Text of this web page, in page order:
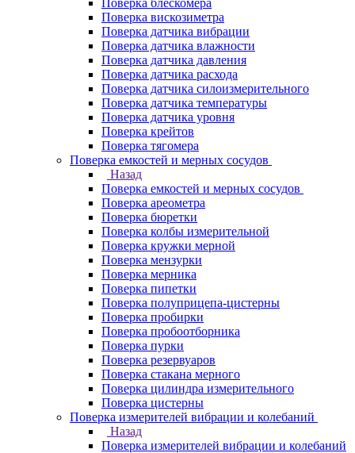
Поверка блескомера
Поверка вискозиметра
Поверка датчика вибрации
Поверка датчика влажности
Поверка датчика давления
Поверка датчика расхода
Поверка датчика силоизмерительного
Поверка датчика температуры
Поверка датчика уровня
Поверка крейтов
Поверка тягомера
Поверка емкостей и мерных сосудов
Назад
Поверка емкостей и мерных сосудов
Поверка ареометра
Поверка бюретки
Поверка колбы измерительной
Поверка кружки мерной
Поверка мензурки
Поверка мерника
Поверка пипетки
Поверка полуприцепа-цистерны
Поверка пробирки
Поверка пробоотборника
Поверка пурки
Поверка резервуаров
Поверка стакана мерного
Поверка цилиндра измерительного
Поверка цистерны
Поверка измерителей вибрации и колебаний
Назад
Поверка измерителей вибрации и колебаний